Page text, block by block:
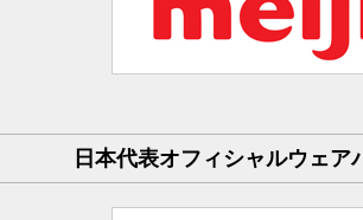
日本代表オフィシャルウェア